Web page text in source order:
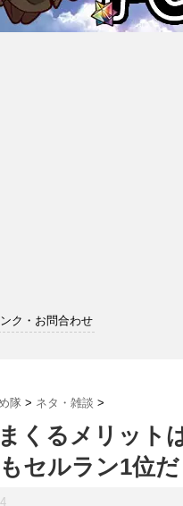
ク・お問合わせ
隊 > ネタ・雑談 >
くるメリット
セルラン1位